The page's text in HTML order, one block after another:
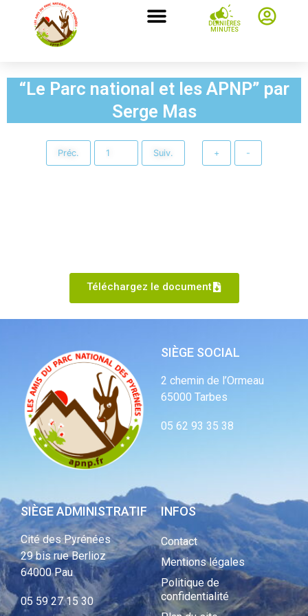
DERNIÈRES
MINUTES
“Le Parc national et les APNP” par
Serge Mas
Préc. Suiv. + -
Téléchargez le document
SIÈGE SOCIAL
2 chemin de l’Ormeau
65000 Tarbes
05 62 93 35 38
SIÈGE ADMINISTRATIF
Cité des Pyrénées
29 bis rue Berlioz
64000 Pau
05 59 27 15 30
INFOS
Contact
Mentions légales
Politique de
confidentialité